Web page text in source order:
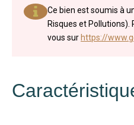
Ce bien est soumis à
Risques et Pollutions).
vous surhttps://